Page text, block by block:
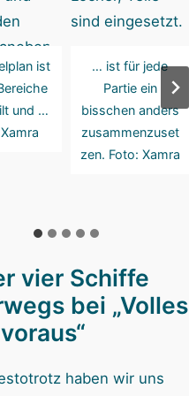
ist
und …
… ist für jede
Partie ein
bisschen anders
zusammenzuset
zen. Foto: Xamra
vier Schiffe
bei „Volles
haben wir uns